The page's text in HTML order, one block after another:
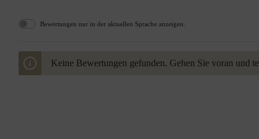
Bewertungen nur in der aktuellen Sprache anzeigen.
Keine Bewertungen gefunden. Gehen Sie voran und